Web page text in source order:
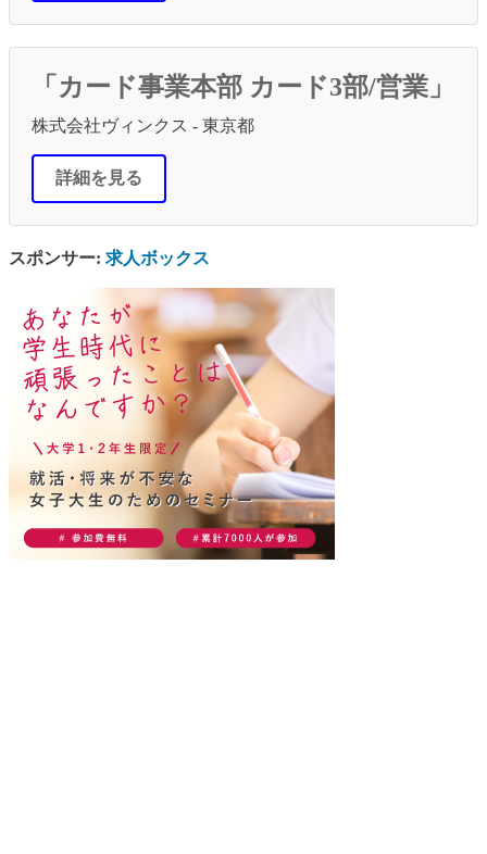
「カード事業本部 カード3部/営業」
株式会社ヴィンクス - 東京都
詳細を見る
スポンサー: 求人ボックス